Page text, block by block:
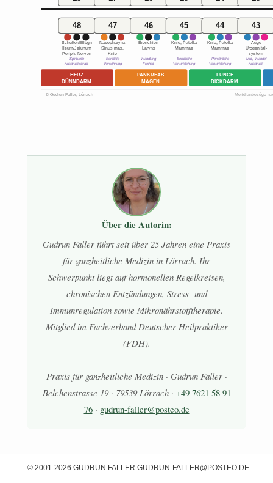
48 47 46 45 44 43
Schulter/Ellbgn
Ileum/Jejunum
Periph. Nerven
Nasopharynx
Sinus max.
Knie
Bronchien
Larynx
Knie, Patella
Mammae
Knie, Patella
Mammae
Auge
Urogenital-
system
Spirituelle
Ausdruckskraft
Konflikte
Versöhnung
Wandlung
Freiheit
Berufliche
Verwirklichung
Persönliche
Verwirklichung
Mut, Wandel
Ausdruck
HERZ
DÜNNDARM
PANKREAS
MAGEN
LUNGE
DICKDARM
© Gudrun Faller, Lörrach Meridianbezüge
Über die Autorin:
Gudrun Faller führt seit über 25 Jahren eine Praxis
für ganzheitliche Medizin in Lörrach. Ihr
Schwerpunkt liegt auf hormonellen Regelkreisen,
chronischen Entzündungen, Stress- und
Immunregulation sowie Mikronährstofftherapie.
Mitglied im Fachverband Deutscher Heilpraktiker
(FDH).
Praxis für ganzheitliche Medizin · Gudrun Faller ·
Belchenstrasse 19 · 79539 Lörrach · +49 7621 58 91
76· gudrun-faller@posteo.de
© 2001-2026 GUDRUN FALLER GUDRUN-FALLER@POSTEO.DE